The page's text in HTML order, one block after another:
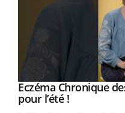
Youtube
Eczéma Chronique
pour l’été !Youtube